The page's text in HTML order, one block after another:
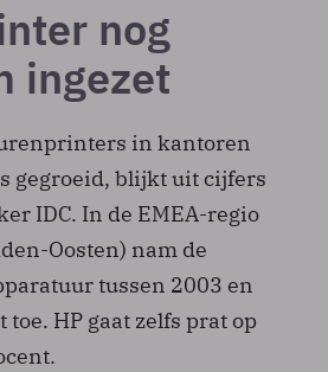
nog
ingezet
in kantoren
gegroeid, blijkt uit cijfers
IDC. In de EMEA-regio
Oosten) nam de
tussen 2003 en
HP gaat zelfs prat op